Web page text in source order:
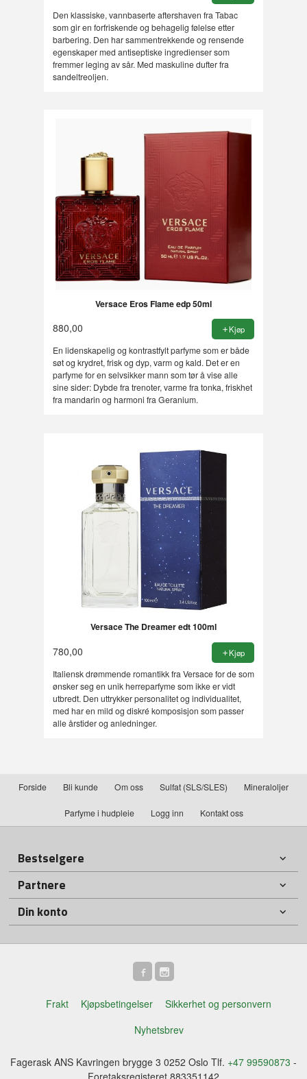
Den klassiske, vannbaserte aftershaven fra Tabac
som gir en forfriskende og behagelig følelse etter
barbering. Den har sammentrekkende og rensende
egenskaper med antiseptiske ingredienser som
fremmer leging av sår. Med maskuline dufter fra
sandeltreoljen.
Versace Eros Flame edp 50ml
880,00 Kjøp
En lidenskapelig og kontrastfylt parfyme som er både
søt og krydret, frisk og dyp, varm og kald. Det er en
parfyme for en selvsikker mann som tør å vise alle
sine sider: Dybde fra trenoter, varme fra tonka, friskhet
fra mandarin og harmoni fra Geranium.
Versace The Dreamer edt 100ml
780,00 Kjøp
Italiensk drømmende romantikk fra Versace for de som
ønsker seg en unik herreparfyme som ikke er vidt
utbredt. Den uttrykker personalitet og individualitet,
med har en mild og diskré komposisjon som passer
alle årstider og anledninger.
Forside Bli kunde Om oss Sulfat (SLS/SLES) Mineraloljer
Parfyme i hudpleie Logg inn Kontakt oss
Bestselgere
Partnere
Din konto
Frakt Kjøpsbetingelser
Sikkerhet og personvern
Nyhetsbrev
Fagerask ANS Kavringen brygge 3 0252 Oslo Tlf. +47 99590873 -
Foretaksregisteret 883351142